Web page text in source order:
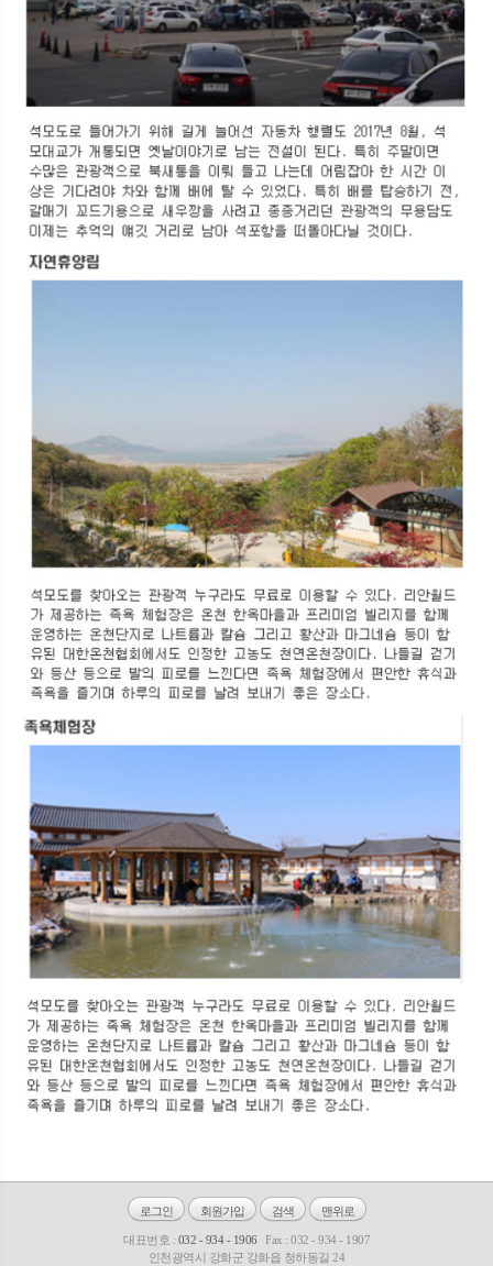
로그인 회원가입 검색 맨위로
대표번호 : 032 - 934 - 1906
Fax : 032 - 934 - 1907
인천광역시 강화군 강화읍 청하동길 24